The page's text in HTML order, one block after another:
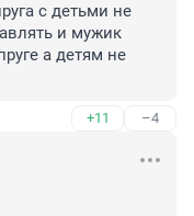
с детьми не
и мужик
а детям не
+11 –4